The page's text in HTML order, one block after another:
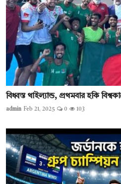
বিধ্বস্ত থাইল্যান্ড, প্রথমবার হকি
admin Feb 21, 2025 0 103